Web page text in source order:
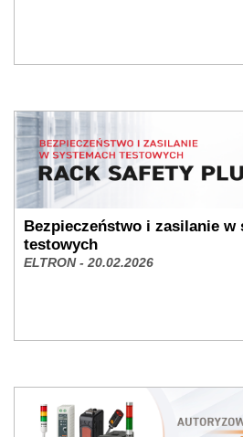
Bezpieczeństwo i zasilanie w
testowych
ELTRON - 20.02.2026